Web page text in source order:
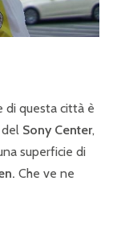
di questa città è
Sony Center,
superficie di
Che ve ne